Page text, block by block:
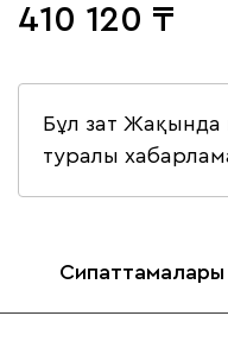
410 120
Бұл зат Жақында
туралы
Сипаттамалары